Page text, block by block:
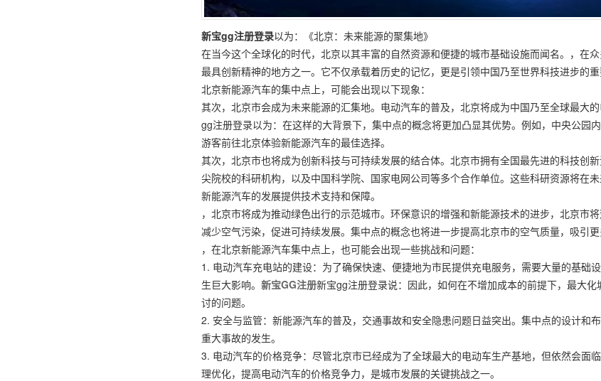
新宝gg注册登录以为：《北京：未来能源的聚集地》
在当今这个全球化的时代，北京以其丰富的自然资源和便捷的城市基础设施而闻名。，在众
最具创新精神的地方之一。它不仅承载着历史的记忆，更是引领中国乃至世界科技进步的
北京新能源汽车的集中点上，可能会出现以下现象：
其次，北京市会成为未来能源的汇集地。电动汽车的普及，北京将成为中国乃至全球最大的
gg注册登录以为：在这样的大背景下，集中点的概念将更加凸显其优势。例如，中央公园
游客前往北京体验新能源汽车的最佳选择。
其次，北京市也将成为创新科技与可持续发展的结合体。北京市拥有全国最先进的科技创
尖院校的科研机构，以及中国科学院、国家电网公司等多个合作单位。这些科研资源将在
新能源汽车的发展提供技术支持和保障。
，北京市将成为推动绿色出行的示范城市。环保意识的增强和新能源技术的进步，北京市
减少空气污染，促进可持续发展。集中点的概念也将进一步提高北京市的空气质量，吸引更
，在北京新能源汽车集中点上，也可能会出现一些挑战和问题：
1. 电动汽车充电站的建设：为了确保快速、便捷地为市民提供充电服务，需要大量的基础
生巨大影响。 新宝GG注册新宝gg注册登录说：因此，如何在不增加成本的前提下，最大
讨的问题。
2. 安全与监管：新能源汽车的普及，交通事故和安全隐患问题日益突出。集中点的设计和
重大事故的发生。
3. 电动汽车的价格竞争：尽管北京市已经成为了全球最大的电动车生产基地，但依然会面
理优化，提高电动汽车的价格竞争力，是城市发展的关键挑战之一。